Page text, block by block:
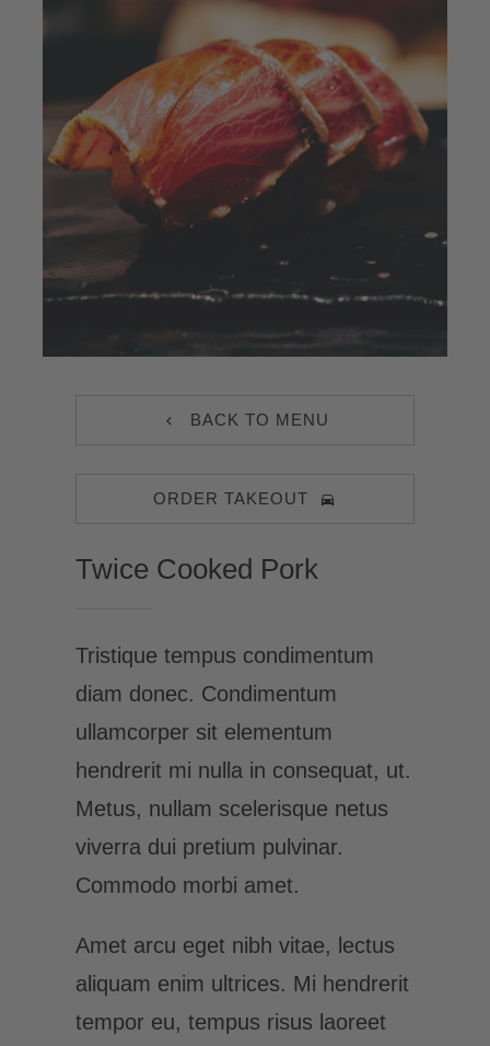
BACK TO MENU
ORDER TAKEOUT
Twice Cooked Pork
Tristique tempus condimentum
diam donec. Condimentum
ullamcorper sit elementum
hendrerit mi nulla in consequat, ut.
Metus, nullam scelerisque netus
viverra dui pretium pulvinar.
Commodo morbi amet.
Amet arcu eget nibh vitae, lectus
aliquam enim ultrices. Mi hendrerit
tempor eu, tempus risus laoreet